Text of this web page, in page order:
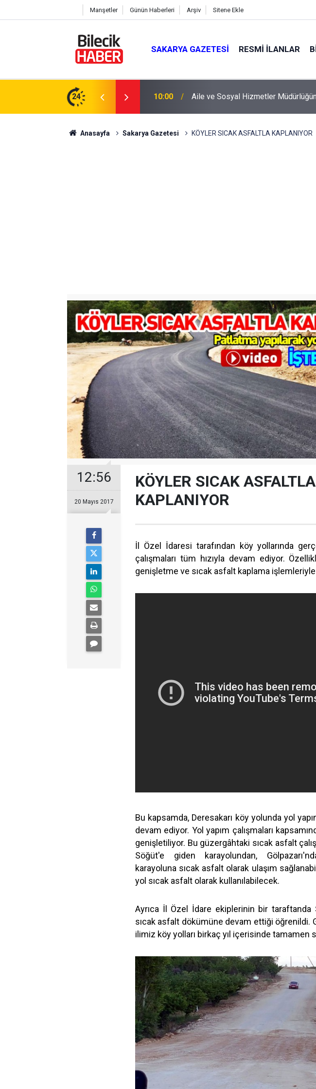
Manşetler Günün Haberleri Arşiv Sitene Ekle
SAKARYA GAZETESI RESMI İLANLAR
24
Sünnet Şöleni 09:30 GSB Yüzme Kursları Devam Ediyor
Anasayfa Sakarya Gazetesi KÖYLER SICAK ASFALTLA KAPLANIYOR
12:56
20 Mayıs 2017
KÖYLER SICAK ASFALTLA
KAPLANIYOR
İl Özel İdaresi tarafından köy yollarında
çalışmaları tüm hızıyla devam ediyor.
genişletme ve sıcak asfalt kaplama işlemleriyle
Bu kapsamda, Deresakarı köy yolunda yol
devam ediyor. Yol yapım çalışmaları
genişletiliyor. Bu güzergâhtaki sıcak asfalt
Söğüt'e giden karayolundan,
karayoluna sıcak asfalt olarak ulaşım
yol sıcak asfalt olarak kullanılabilecek.
Ayrıca İl Özel İdare ekiplerinin bir taraftanda
sıcak asfalt dökümüne devam ettiği öğrenildi.
ilimiz köy yolları birkaç yıl içerisinde tamamen